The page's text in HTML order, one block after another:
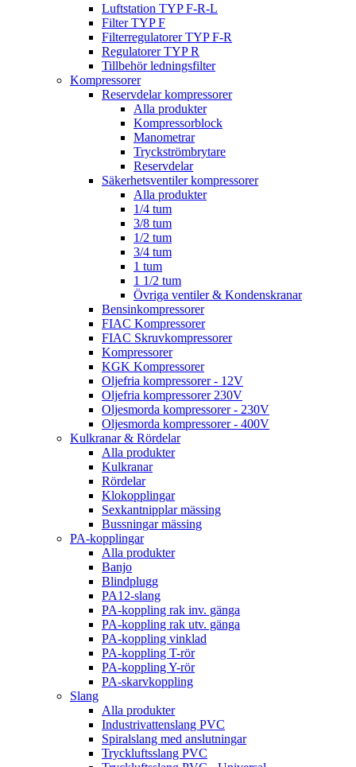
Luftstation TYP F-R-L
Filter TYP F
Filterregulatorer TYP F-R
Regulatorer TYP R
Tillbehör ledningsfilter
Kompressorer
Reservdelar kompressorer
Alla produkter
Kompressorblock
Manometrar
Tryckströmbrytare
Reservdelar
Säkerhetsventiler kompressorer
Alla produkter
1/4 tum
3/8 tum
1/2 tum
3/4 tum
1 tum
1 1/2 tum
Övriga ventiler & Kondenskranar
Bensinkompressorer
FIAC Kompressorer
FIAC Skruvkompressorer
Kompressorer
KGK Kompressorer
Oljefria kompressorer - 12V
Oljefria kompressorer 230V
Oljesmorda kompressorer - 230V
Oljesmorda kompressorer - 400V
Kulkranar & Rördelar
Alla produkter
Kulkranar
Rördelar
Klokopplingar
Sexkantnipplar mässing
Bussningar mässing
PA-kopplingar
Alla produkter
Banjo
Blindplugg
PA12-slang
PA-koppling rak inv. gänga
PA-koppling rak utv. gänga
PA-koppling vinklad
PA-koppling T-rör
PA-koppling Y-rör
PA-skarvkoppling
Slang
Alla produkter
Industrivattenslang PVC
Spiralslang med anslutningar
Tryckluftsslang PVC